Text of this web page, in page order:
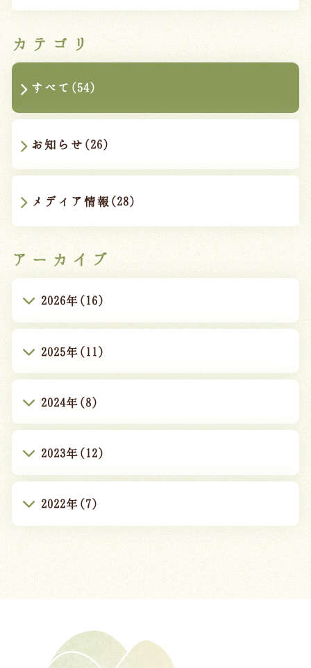
カテゴリ
すべて(54)
お知らせ(26)
メディア情報(28)
アーカイブ
2026年(16)
2025年(11)
2024年(8)
2023年(12)
2022年(7)